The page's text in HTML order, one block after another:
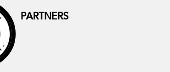
PARTNERS